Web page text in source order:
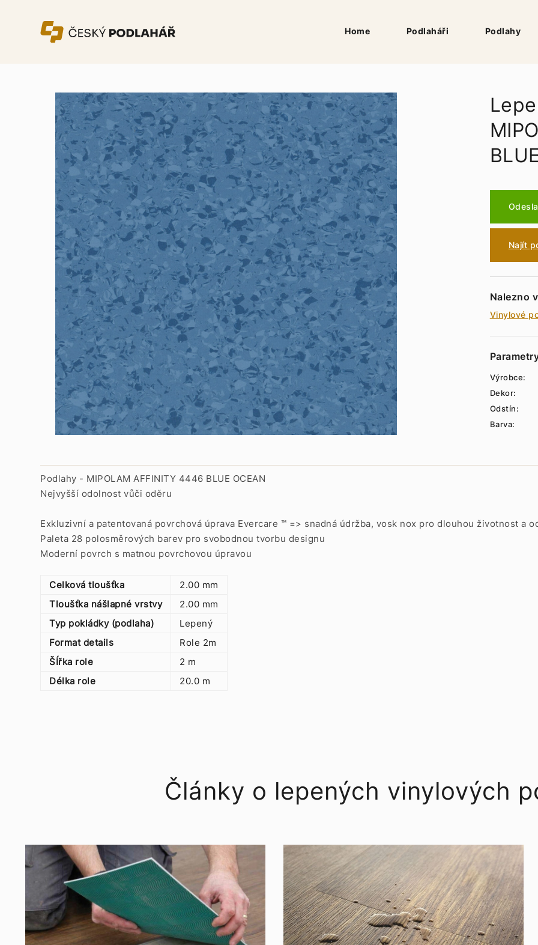
Home Podlaháři Podlahy
Najít
Nalezno
Vinylové
Výrobce:
Dekor:
Odstín:
Barva:
Podlahy - MIPOLAM AFFINITY 4446 BLUE OCEAN
Nejvyšší odolnost vůči oděru
Exkluzivní a patentovaná povrchová úprava Evercare ™ => snadná údržba, vosk nox pro dlouhou životnost a
Paleta 28 polosměrových barev pro svobodnou tvorbu designu
Moderní povrch s matnou povrchovou úpravou
Celková tloušťka
2.00 mm
Tloušťka nášlapné vrstvy
2.00 mm
Typ pokládky (podlaha)
Lepený
Format details
Role 2m
ŠÍřka role
2 m
Délka role
20.0 m
Články o lepených vinylových